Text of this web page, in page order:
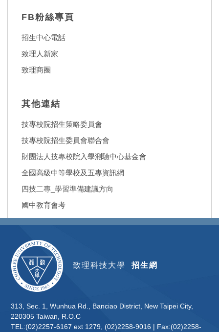
FB粉絲專頁
招生中心電話
致理人新家
致理商圈
其他連結
技專校院招生策略委員會
技專校院招生委員會聯合會
財團法人技專校院入學測驗中心基金會
全國高級中等學校及五專資訊網
四技二專_學習準備建議方向
國中教育會考
致理科技大學招生網
313, Sec. 1, Wunhua Rd., Banciao District, New Taipei City,
220305 Taiwan, R.O.C
TEL:(02)2257-6167 ext 1279, (02)2258-9016 | Fax:(02)2258-